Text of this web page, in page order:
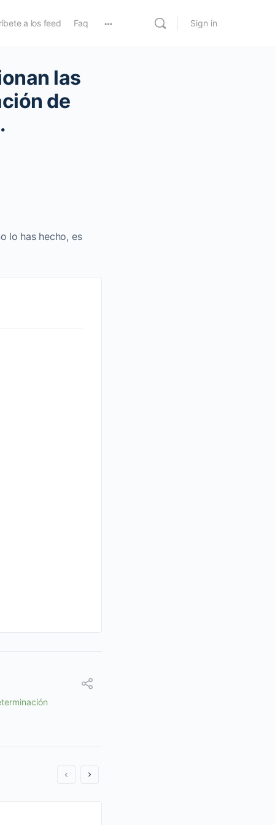
a los feed Faq Sign in
las
de
lo has hecho, es